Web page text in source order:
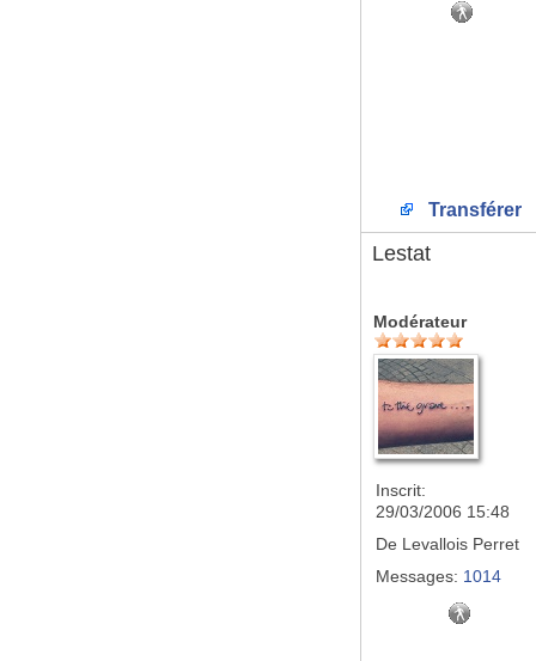
Transférer
Lestat
Modérateur
Inscrit:
29/03/2006 15:48
De Levallois Perret
Messages: 1014